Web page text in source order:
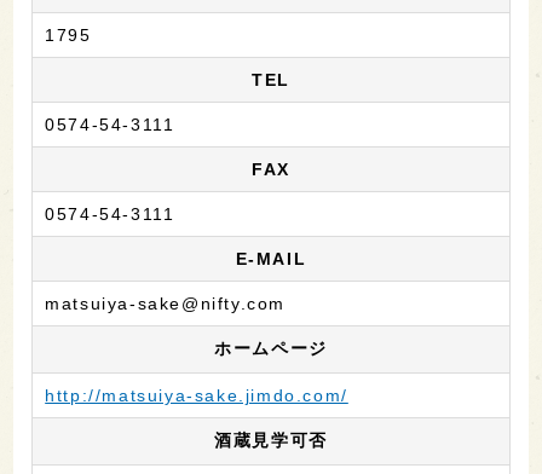
1795
TEL
0574-54-3111
FAX
0574-54-3111
E-MAIL
matsuiya-sake@nifty.com
ホームページ
http://matsuiya-sake.jimdo.com/
酒蔵見学可否